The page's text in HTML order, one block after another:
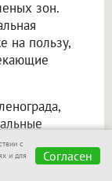
зон.
на пользу,
с
и для
Согласен